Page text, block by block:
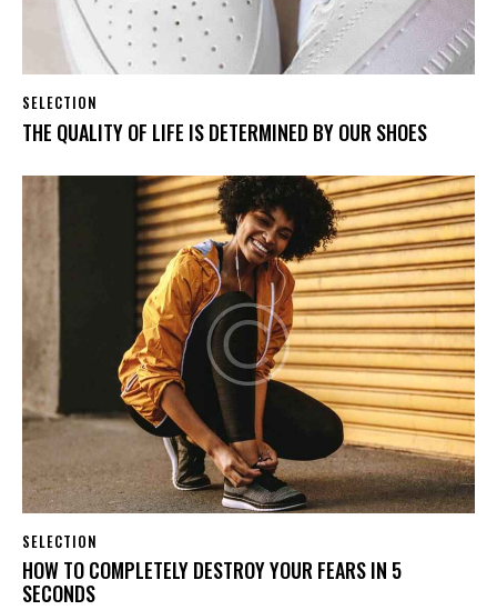
SELECTION
THE QUALITY OF LIFE IS DETERMINED BY OUR SHOES
SELECTION
HOW TO COMPLETELY DESTROY YOUR FEARS IN 5
SECONDS